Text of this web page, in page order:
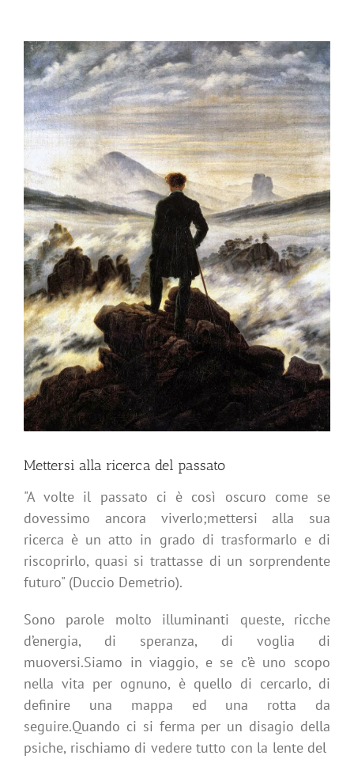
Ingrandisci
immagine
Mettersi alla ricerca del passato
"A volte il passato ci è così oscuro come se
dovessimo ancora viverlo;mettersi alla sua
ricerca è un atto in grado di trasformarlo e di
riscoprirlo, quasi si trattasse di un sorprendente
futuro" (Duccio Demetrio).
Sono parole molto illuminanti queste, ricche
d’energia, di speranza, di voglia di
muoversi.Siamo in viaggio, e se c’è uno scopo
nella vita per ognuno, è quello di cercarlo, di
definire una mappa ed una rotta da
seguire.Quando ci si ferma per un disagio della
psiche, rischiamo di vedere tutto con la lente del